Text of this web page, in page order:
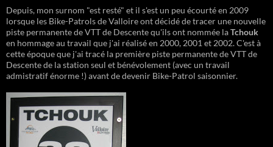
Depuis, mon surnom "est resté" et il s'est un peu écourté en 2009
lorsque les Bike-Patrols de Valloire ont décidé de tracer une nouvelle
piste permanente de VTT de Descente qu'ils ont nommée laTchouk
en hommage au travail que j'ai réalisé en 2000, 2001 et 2002. C'est à
cette époque que j'ai tracé la première piste permanente de VTT de
Descente de la station seul et bénévolement (avec un travail
admistratif énorme !) avant de devenir Bike-Patrol saisonnier.